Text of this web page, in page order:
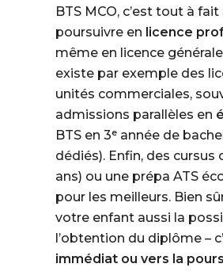
BTS MCO, c’est tout à
poursuivre en licence
même en licence
existe par exemple des
unités commerciales,
admissions parallèles en
BTS en 3ᵉ année de
dédiés). Enfin, des cursus
ans) ou une prépa ATS
pour les meilleurs. Bien
votre enfant aussi la
l’obtention du diplôme –
immédiat ou vers la